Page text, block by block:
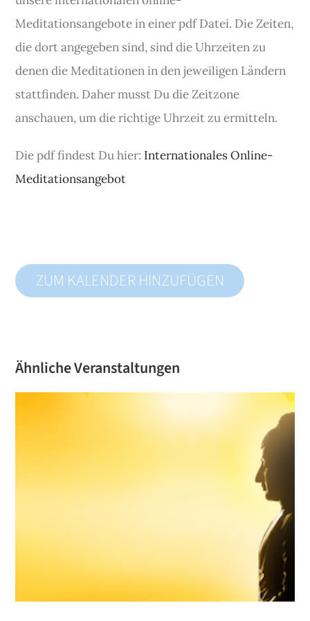
Meditationsangebote in einer pdf Datei. Die Zeiten,
die dort angegeben sind, sind die Uhrzeiten zu
denen die Meditationen in den jeweiligen Ländern
stattfinden. Daher musst Du die Zeitzone
anschauen, um die richtige Uhrzeit zu ermitteln.
Die pdf findest Du hier: Internationales Online-
Meditationsangebot
ZUM KALENDER HINZUFÜGEN
Ähnliche Veranstaltungen